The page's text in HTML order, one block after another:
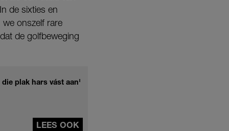
de sixties en
onszelf rare
de golfbeweging
plak hars vást aan'
LEES OOK